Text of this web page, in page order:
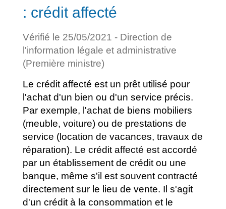
: crédit affecté
Vérifié le 25/05/2021 - Direction de
l'information légale et administrative
(Première ministre)
Le crédit affecté est un prêt utilisé pour
l'achat d'un bien ou d'un service précis.
Par exemple, l'achat de biens mobiliers
(meuble, voiture) ou de prestations de
service (location de vacances, travaux de
réparation). Le crédit affecté est accordé
par un établissement de crédit ou une
banque, même s'il est souvent contracté
directement sur le lieu de vente. Il s'agit
d'un crédit à la consommation et le